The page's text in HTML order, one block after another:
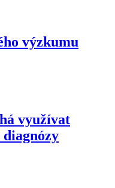
výzkumu
využívat